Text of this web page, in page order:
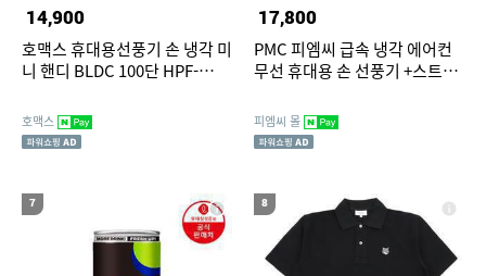
14,900
호맥스 휴대용선풍기 손 냉각 미
니 핸디 BLDC 100단 HPF-
호맥스
17,800
PMC 피엠씨 급속 냉각 에어컨
무선 휴대용 손 선풍기 +스트랩
피엠씨 몰
7 8